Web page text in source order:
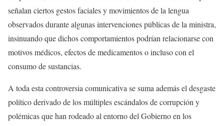
señalan ciertos gestos faciales y movimientos de la lengua
observados durante algunas intervenciones públicas de la ministra,
insinuando que dichos comportamientos podrían relacionarse con
motivos médicos, efectos de medicamentos o incluso con el
consumo de sustancias.
A toda esta controversia comunicativa se suma además el desgaste
político derivado de los múltiples escándalos de corrupción y
polémicas que han rodeado al entorno del Gobierno en los